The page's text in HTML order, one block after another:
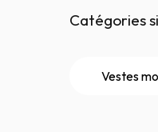
Catégories
Vestes